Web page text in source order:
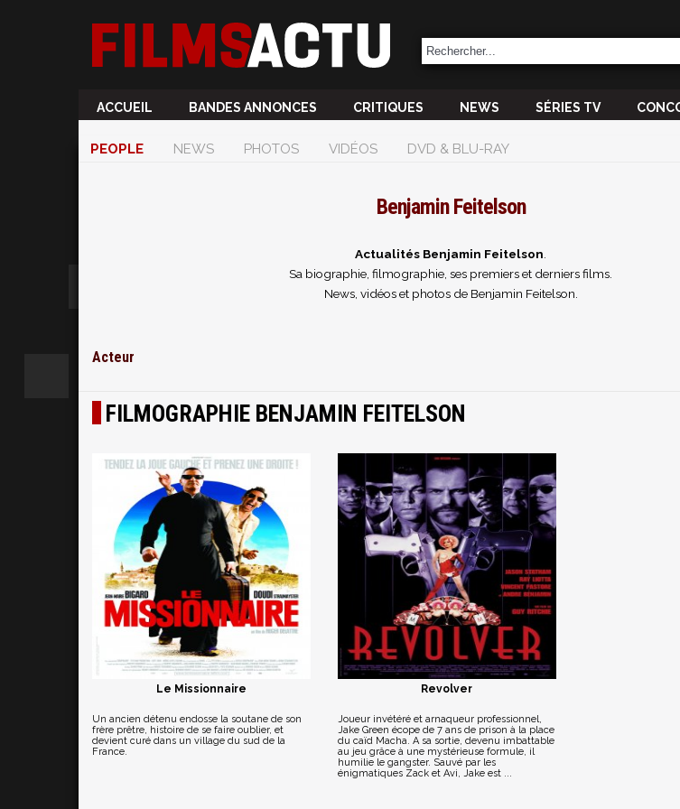
ACCUEIL BANDES ANNONCES CRITIQUES NEWS SÉRIES TV
PEOPLE NEWS PHOTOS VIDÉOS DVD & BLU-RAY
Benjamin Feitelson
Actualités Benjamin Feitelson
Sa biographie, filmographie, ses premiers et derniers films.
News, vidéos et photos de Benjamin Feitelson.
Acteur
FILMOGRAPHIE BENJAMIN FEITELSON
Le Missionnaire
Un ancien détenu endosse la soutane de son
frère prêtre, histoire de se faire oublier, et
devient curé dans un village du sud de la
France.
Revolver
Joueur invétéré et arnaqueur professionnel,
Jake Green écope de 7 ans de prison à la place
du caïd Macha. A sa sortie, devenu imbattable
au jeu grâce à une mystérieuse formule, il
humilie le gangster. Sauvé par les
énigmatiques Zack et Avi, Jake est ...